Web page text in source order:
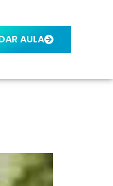
AULA